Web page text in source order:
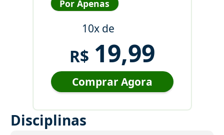
Por Apenas
10x de
R$ 19,99
Comprar Agora
Disciplinas